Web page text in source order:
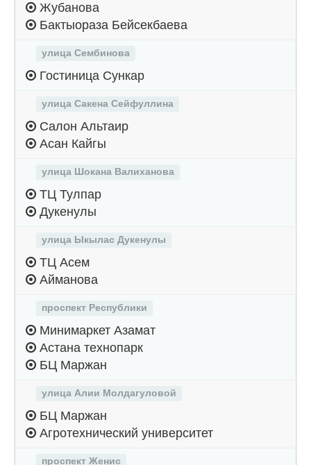
Жубанова
Бактыораза Бейсекбаева
улица Сембинова
Гостиница Сункар
улица Сакена Сейфуллина
Салон Альтаир
Асан Кайгы
улица Шокана Валиханова
ТЦ Тулпар
Дукенулы
улица Ыкылас Дукенулы
ТЦ Асем
Айманова
проспект Республики
Минимаркет Азамат
Астана технопарк
БЦ Маржан
улица Алии Молдагуловой
БЦ Маржан
Агротехнический университет
проспект Женис